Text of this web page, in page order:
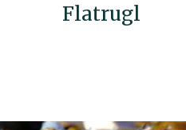
Flatrugl